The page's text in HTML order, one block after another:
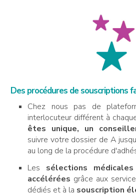
Des procédures de souscriptions
Chez nous pas de
interlocuteur différent à
êtes unique, un
suivre votre dossier de A
au long de la procédure
Les sélections
accélérées grâce aux
dédiés et à la souscription